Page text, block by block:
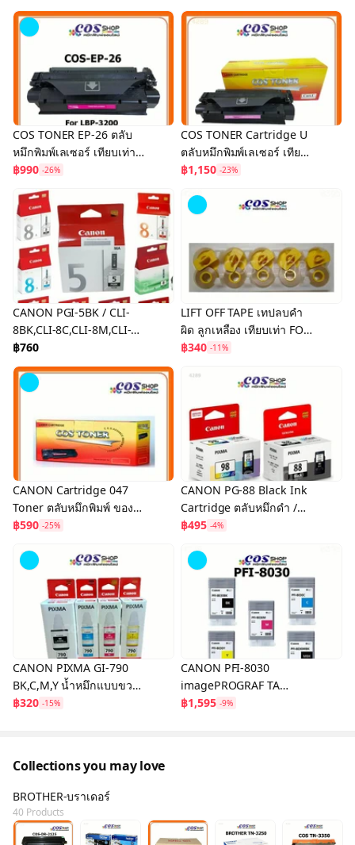
3010/3050/3100/3150/31
80 ของแท้ และเทียบเท่า
COS TONER EP-26 ตลับ
หมึกพิมพ์เลเซอร์ เทียบเท่า
CANON LBP-3200 งาน
พิมพ์ดำเข้มคมชัด ราคา
ประหยัด
฿990 -26%
COS TONER Cartridge U
ตลับหมึกพิมพ์เลเซอร์ เทียบ
เท่า CANON งานพิมพ์ดำ
฿1,150 -23%
CANON PGI-5BK / CLI-
8BK,CLI-8C,CLI-8M,CLI-
8Y,CLI-8PC,CLI-8PM,CLI-
8R,CLI-8G ตลับหมึกอิงค์เจ็ท
ของแท้
฿760
LIFT OFF TAPE เทปลบคำ
ผิด ลูกเหลือง เทียบเท่า FOR
CANON, OLYMPIA,
฿340 -11%
CANON Cartridge 047
Toner ตลับหมึกพิมพ์ ของ
แท้ และเทียบเท่า For
MF113w
฿590 -25%
CANON PG-88 Black Ink
Cartridge ตลับหมึกดำ /
CL-98 Color Ink
฿495 -4%
CANON PIXMA GI-790
BK,C,M,Y น้ำหมึกแบบขวด
เติม ของแท้ สี ดำ, ฟ้า, แดง,
฿320 -15%
CANON PFI-8030
imagePROGRAF TA
Series (TA-5200) INK
฿1,595 -9%
Collections you may love
BROTHER-บราเดอร์
40 Products